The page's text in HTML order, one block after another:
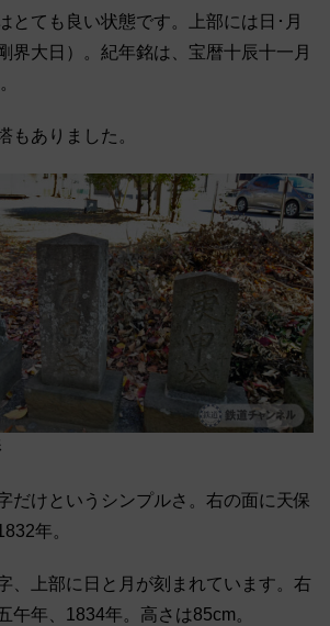
とても良い状態です。上部には日･月
界大日）。紀年銘は、宝暦十辰十一月
もありました。
だけというシンプルさ。右の面に天保
年。
、上部に日と月が刻まれています。右
午年、1834年。高さは85cm。